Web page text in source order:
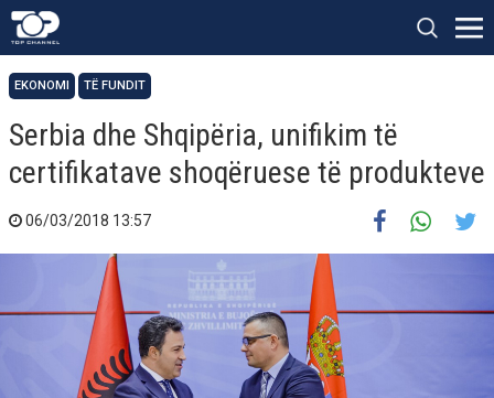
EKONOMI TË FUNDIT
Serbia dhe Shqipëria, unifikim të
certifikatave shoqëruese të produkteve
06/03/2018 13:57